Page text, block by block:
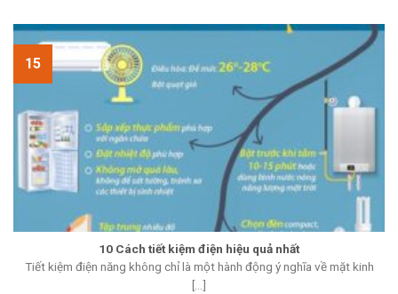
10 Cách tiết kiệm điện hiệu quả nhất
Tiết kiệm điện năng không chỉ là một hành động ý nghĩa về mặt kinh
[...]
15